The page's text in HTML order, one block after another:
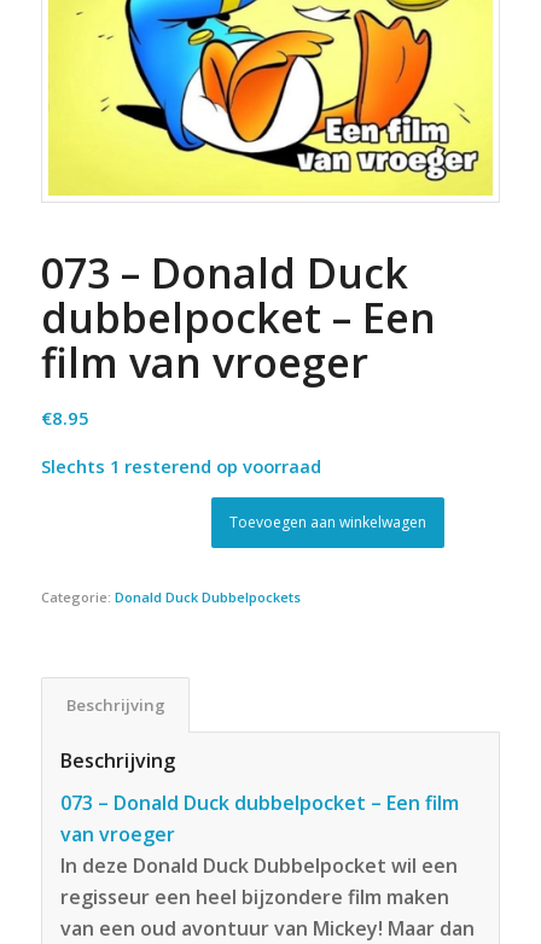
073 – Donald Duck
dubbelpocket – Een
film van vroeger
€8.95
Slechts 1 resterend op voorraad
Toevoegen aan winkelwagen
Categorie: Donald Duck Dubbelpockets
Beschrijving
Beschrijving
073 – Donald Duck dubbelpocket – Een film
van vroeger
In deze Donald Duck Dubbelpocket wil een
regisseur een heel bijzondere film maken
van een oud avontuur van Mickey! Maar dan